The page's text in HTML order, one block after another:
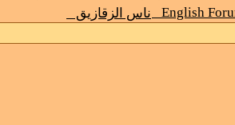
English
ناس الزقازيق